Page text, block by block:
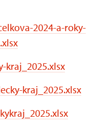
2024-a-roky-
kraj_2025.xlsx
kraj_2025.xlsx